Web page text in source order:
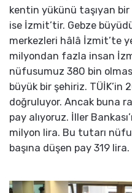
kentin yükünü taşıyan bir
ise İzmit’tir. Gebze
merkezleri hâlâ İzmit’te
milyondan fazla insan
nüfusumuz 380 bin
büyük bir şehiriz. TÜİK’in
doğruluyor. Ancak buna
pay alıyoruz. İller
milyon lira. Bu tutarı
başına düşen pay 319 lira.